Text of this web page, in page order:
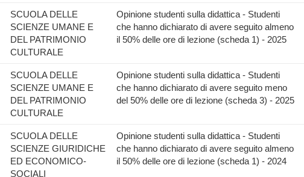
SCUOLA DELLE
SCIENZE UMANE E
DEL PATRIMONIO
CULTURALE
Opinione studenti sulla didattica - Studenti
che hanno dichiarato di avere seguito almeno
il 50% delle ore di lezione (scheda 1) - 2025
SCUOLA DELLE
SCIENZE UMANE E
DEL PATRIMONIO
CULTURALE
Opinione studenti sulla didattica - Studenti
che hanno dichiarato di avere seguito meno
del 50% delle ore di lezione (scheda 3) - 2025
SCUOLA DELLE
SCIENZE GIURIDICHE
ED ECONOMICO-
SOCIALI
Opinione studenti sulla didattica - Studenti
che hanno dichiarato di avere seguito almeno
il 50% delle ore di lezione (scheda 1) - 2024